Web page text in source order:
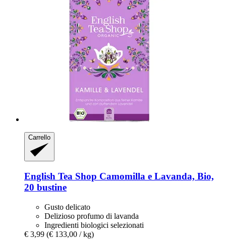
Carrello
English Tea Shop Camomilla e Lavanda, Bio,
20 bustine
Gusto delicato
Delizioso profumo di lavanda
Ingredienti biologici selezionati
€ 3,99 (€ 133,00 / kg)